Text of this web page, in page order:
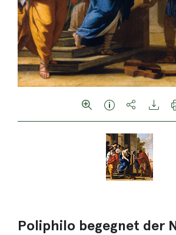
Poliphilo begegnet der